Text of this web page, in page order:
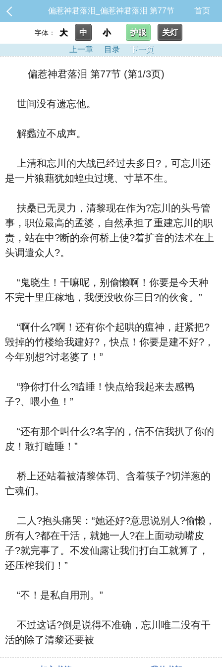
偏惹神君落泪_偏惹神君落泪 第77节 首页
字体： 大 中 小 护眼
关灯
上一章
目录 下一页
偏惹神君落泪 第77节 (第1/3页)
世间没有遗忘他。
解蠡泣不成声。
上清和忘川的大战已经过去多日?，可忘川还
是一片狼藉犹如蝗虫过境、寸草不生。
扶桑已无灵力，清黎现在作为?忘川的头号管
事，职位最高的孟婆，自然承担了重建忘川的职
责，站在中?断的奈何桥上使?着扩音的法术在上
头调遣众人?。
“鬼晓生！干嘛呢，别偷懒啊！你要是今天种
不完十里庄稼地，我便没收你三日?的伙食。”
“啊什么?啊！还有你个起哄的瘟神，赶紧把?
毁掉的竹楼给我建好?，快点！你要是建不好?，
今年别想?讨老婆了！”
“狰你打什么?瞌睡！快点给我起来去感鸭
子?、喂小鱼！”
“还有那个叫什么?名字的，信不信我扒了你的
皮！敢打瞌睡！”
桥上还站着被清黎体罚、含着筷子?切洋葱的
亡魂们。
二人?抱头痛哭：“她还好?意思说别人?偷懒，
所有人?都在干活，就她一人?在上面动动嘴皮
子?就完事了。不发仙露让我们打白工就算了，
还压榨我们！”
“不！是私自用刑。”
不过这话?倒是说得不准确，忘川唯二没有干
活的除了清黎还要被